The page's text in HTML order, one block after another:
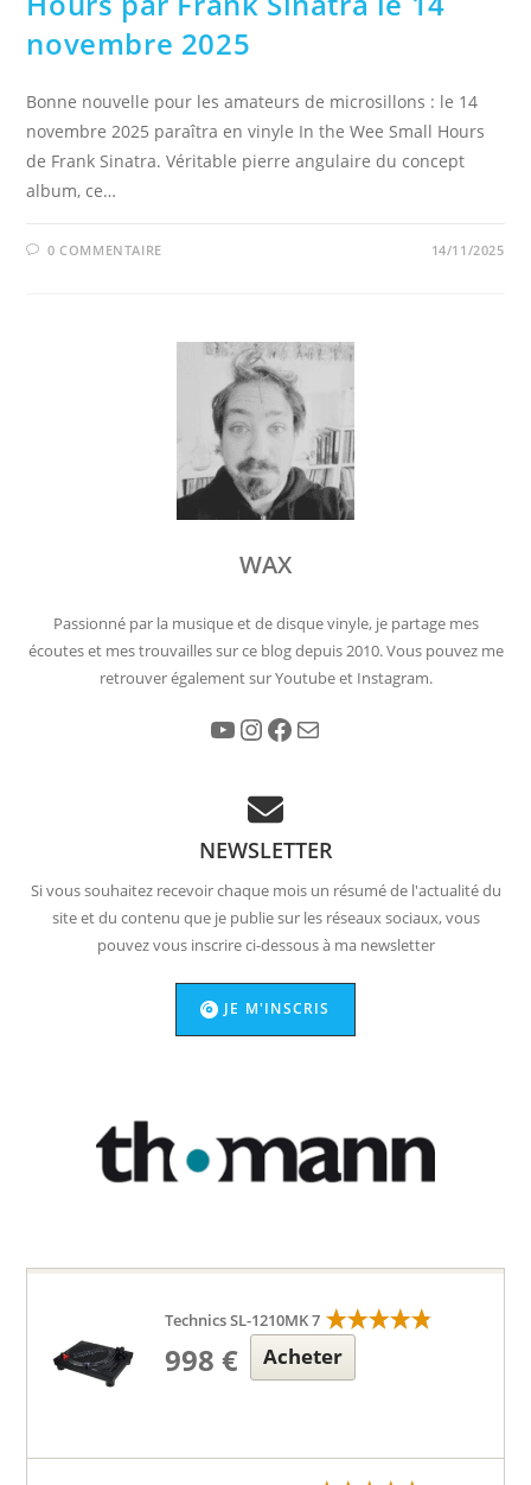
novembre 2025
Bonne nouvelle pour les amateurs de microsillons : le 14
novembre 2025 paraîtra en vinyle In the Wee Small Hours
de Frank Sinatra. Véritable pierre angulaire du concept
album, ce…
0 COMMENTAIRE 14/11/2025
WAX
Passionné par la musique et de disque vinyle, je partage mes
écoutes et mes trouvailles sur ce blog depuis 2010. Vous pouvez me
retrouver également sur Youtube et Instagram.
YouTube Instagram Facebook
NEWSLETTER
Si vous souhaitez recevoir chaque mois un résumé de l'actualité du
site et du contenu que je publie sur les réseaux sociaux, vous
pouvez vous inscrire ci-dessous à ma newsletter
JE M'INSCRIS
Technics SL-1210MK 7
998 € Acheter